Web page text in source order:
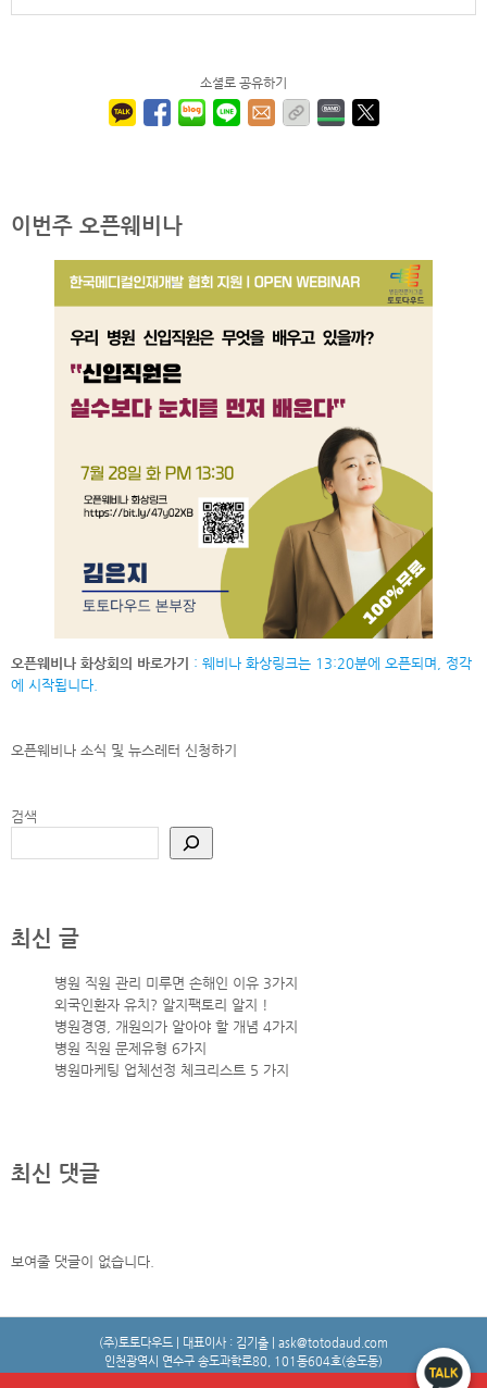
소셜로 공유하기
이번주 오픈웨비나
오픈웨비나 화상회의 바로가기
: 웨비나 화상링크는 13:20분에 오픈되며, 정각
에 시작됩니다.
오픈웨비나 소식 및 뉴스레터 신청하기
검색
최신 글
병원 직원 관리 미루면 손해인 이유 3가지
외국인환자 유치? 알지팩토리 알지 !
병원경영, 개원의가 알아야 할 개념 4가지
병원 직원 문제유형 6가지
병원마케팅 업체선정 체크리스트 5 가지
최신 댓글
보여줄 댓글이 없습니다.
(주)토토다우드 | 대표이사 : 김기출 | ask@totodaud.com
인천광역시 연수구 송도과학로80, 101동604호(송도동)